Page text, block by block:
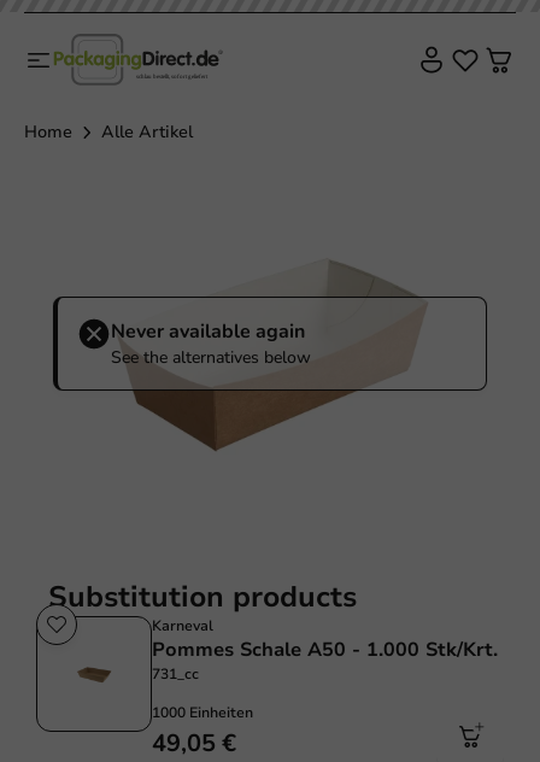
Home Alle Artikel
Never available again
See the alternatives below
Substitution products
Karneval
Pommes Schale A50 - 1.000 Stk/Krt.
731_cc
1000 Einheiten
49,05 €